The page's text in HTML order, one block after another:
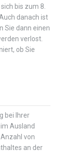
bis zum 8.
danach ist
Sie dann einen
verlost.
ob Sie
bei Ihrer
Ausland
von
an der